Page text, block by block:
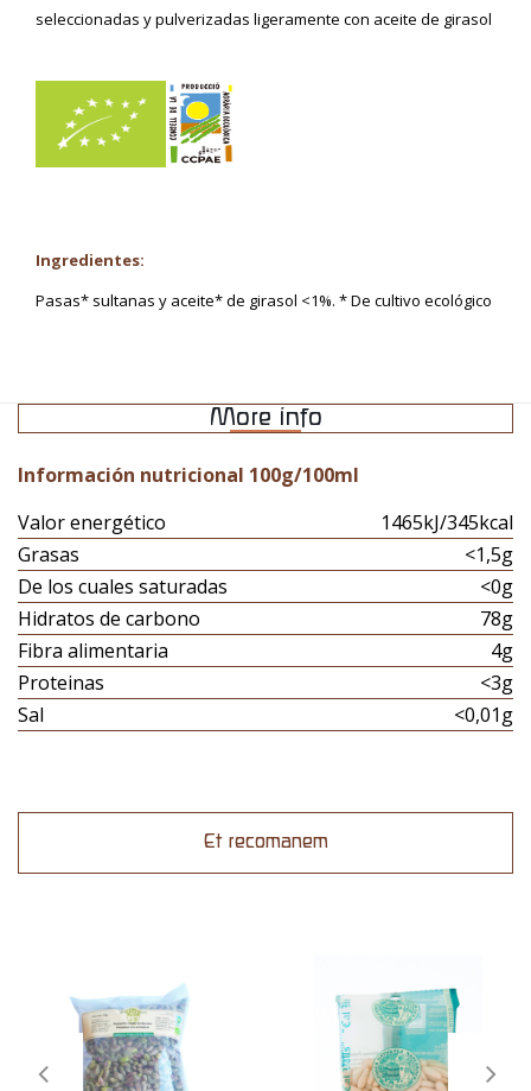
seleccionadas y pulverizadas ligeramente con aceite de girasol
Ingredientes:
Pasas* sultanas y aceite* de girasol <1%. * De cultivo ecológico
More info
Información nutricional 100g/100ml
Valor energético
1465kJ/345kcal
Grasas
<1,5g
De los cuales saturadas
<0g
Hidratos de carbono
78g
Fibra alimentaria
4g
Proteinas
<3g
Sal
<0,01g
Et recomanem